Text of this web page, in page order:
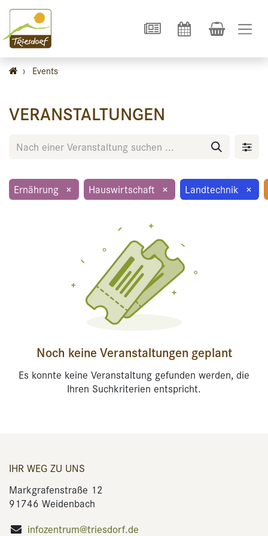
› Events
VERANSTALTUNGEN
Ernährung × Hauswirtschaft × Landtechnik ×
Noch keine Veranstaltungen geplant
Es konnte keine Veranstaltung gefunden werden, die
Ihren Suchkriterien entspricht.
IHR WEG ZU UNS
Markgrafenstraße 12
91746 Weidenbach
infozentrum@triesdorf.de